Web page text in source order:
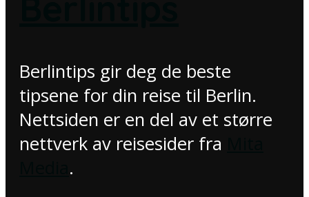
Berlintips gir deg de beste
tipsene for din reise til Berlin.
Nettsiden er en del av et større
nettverk av reisesider fra
.